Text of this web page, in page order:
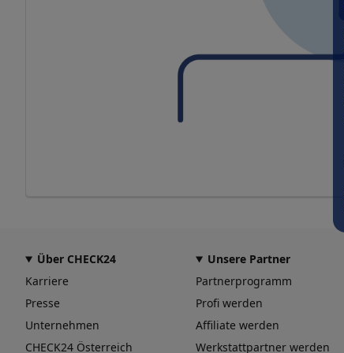
Über CHECK24
Karriere
Presse
Unternehmen
CHECK24 Österreich
Unsere Partner
Partnerprogramm
Profi werden
Affiliate werden
Werkstattpartner werden